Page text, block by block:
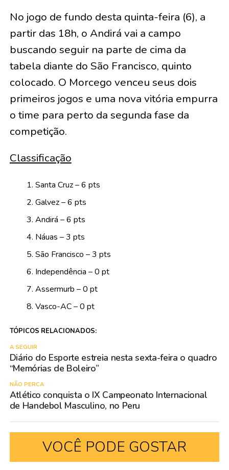
No jogo de fundo desta quinta-feira (6), a
partir das 18h, o Andirá vai a campo
buscando seguir na parte de cima da
tabela diante do São Francisco, quinto
colocado. O Morcego venceu seus dois
primeiros jogos e uma nova vitória empurra
o time para perto da segunda fase da
competição.
Classificação
Santa Cruz – 6 pts
Galvez – 6 pts
Andirá – 6 pts
Náuas – 3 pts
São Francisco – 3 pts
Independência – 0 pt
Assermurb – 0 pt
Vasco-AC – 0 pt
TÓPICOS RELACIONADOS:
A SEGUIR
Diário do Esporte estreia nesta sexta-feira o quadro
“Memórias de Boleiro”
NÃO PERCA
Atlético conquista o IX Campeonato Internacional
de Handebol Masculino, no Peru
VOCÊ PODE GOSTAR